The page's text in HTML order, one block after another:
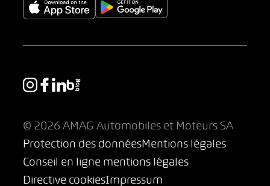
© 2026 AMAG Automobiles et Moteurs SA
Protection des donnéesMentions légales
Conseil en ligne mentions légales
Directive cookiesImpressum